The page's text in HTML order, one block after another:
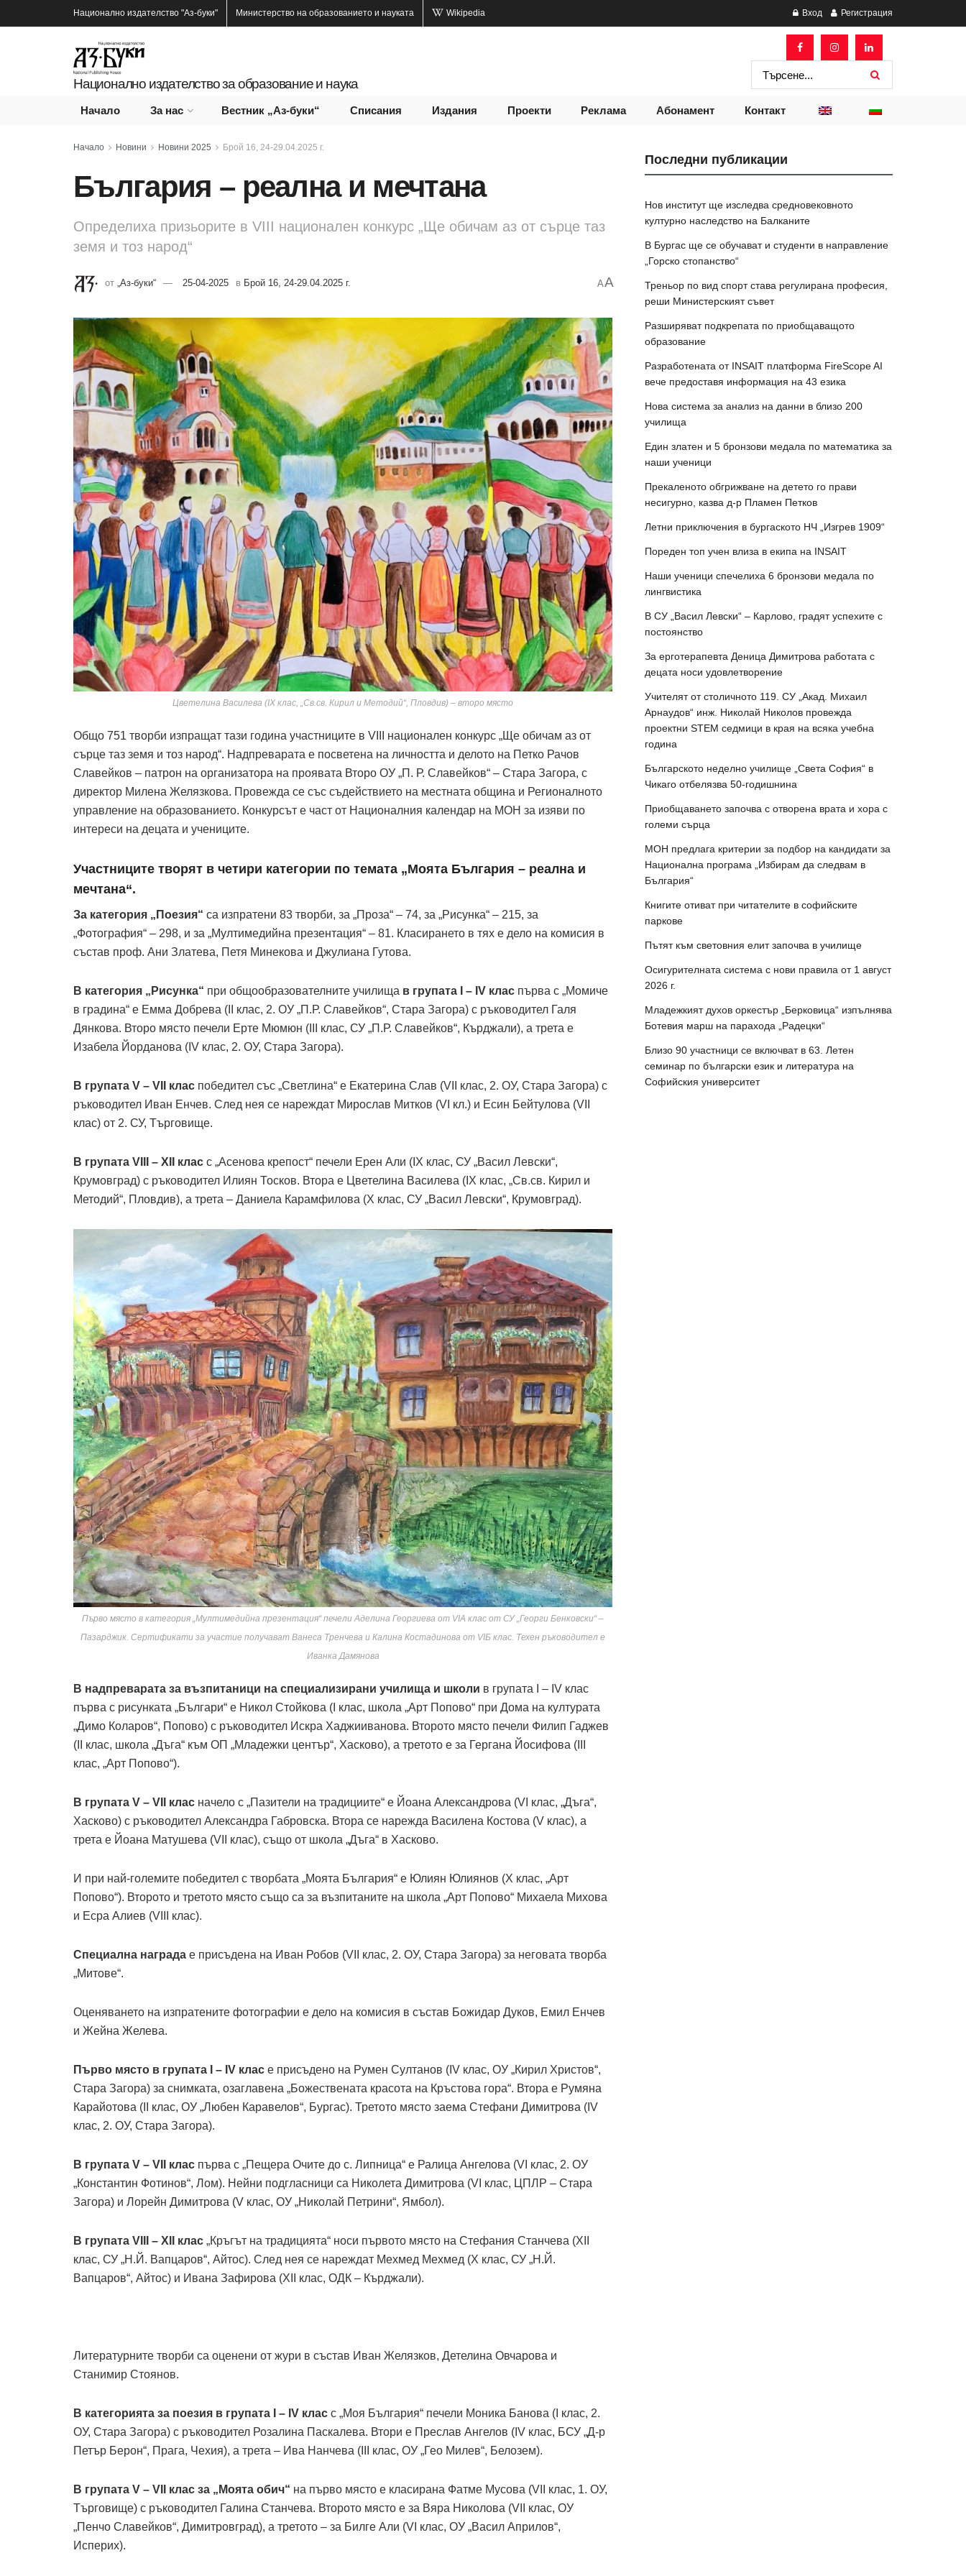
Национално издателство "Аз-буки" Министерство на образованието и науката Wikipedia Вход Регистрация
Национално издателство за образование и наука
Начало За нас Вестник „Аз-буки“ Списания Издания Проекти Реклама Абонамент Контакт
Начало Новини Новини 2025 Брой 16, 24-29.04.2025 г.
България – реална и мечтана
Определиха призьорите в VIII национален конкурс „Ще обичам аз от сърце таз
земя и тоз народ“
от „Аз-буки“ 25-04-2025 в Брой 16, 24-29.04.2025 г. AA
Цветелина Василева (IX клас, „Св.св. Кирил и Методий“, Пловдив) – второ място
Общо 751 творби изпращат тази година участниците в VIII национален конкурс „Ще обичам аз от
сърце таз земя и тоз народ“. Надпреварата е посветена на личността и делото на Петко Рачов
Славейков – патрон на организатора на проявата Второ ОУ „П. Р. Славейков“ – Стара Загора, с
директор Милена Желязкова. Провежда се със съдействието на местната община и Регионалното
управление на образованието. Конкурсът е част от Националния календар на МОН за изяви по
интереси на децата и учениците.
Участниците творят в четири категории по темата „Моята България – реална и
мечтана“.
За категория „Поезия“ са изпратени 83 творби, за „Проза“ – 74, за „Рисунка“ – 215, за
„Фотография“ – 298, и за „Мултимедийна презентация“ – 81. Класирането в тях е дело на комисия в
състав проф. Ани Златева, Петя Минекова и Джулиана Гутова.
В категория „Рисунка“ при общообразователните училища в групата I – IV клас първа с „Момиче
в градина“ е Емма Добрева (II клас, 2. ОУ „П.Р. Славейков“, Стара Загора) с ръководител Галя
Дянкова. Второ място печели Ерте Мюмюн (III клас, СУ „П.Р. Славейков“, Кърджали), а трета е
Изабела Йорданова (IV клас, 2. ОУ, Стара Загора).
В групата V – VII клас победител със „Светлина“ е Екатерина Слав (VII клас, 2. ОУ, Стара Загора) с
ръководител Иван Енчев. След нея се нареждат Mирослав Митков (VI кл.) и Eсин Бейтулова (VII
клас) от 2. СУ, Търговище.
В групата VIII – XII клас с „Асенова крепост“ печели Ерен Али (IX клас, СУ „Васил Левски“,
Крумовград) с ръководител Илиян Тосков. Втора е Цветелина Василева (IX клас, „Св.св. Кирил и
Методий“, Пловдив), а трета – Даниела Карамфилова (X клас, СУ „Васил Левски“, Крумовград).
Първо място в категория „Мултимедийна презентация“ печели Аделина Георгиева от VIА клас от СУ „Георги Бенковски“ –
Пазарджик. Сертификати за участие получават Ванеса Тренчева и Калина Костадинова от VIБ клас. Техен ръководител е
Иванка Дамянова
В надпреварата за възпитаници на специализирани училища и школи в групата I – IV клас
първа с рисунката „Българи“ е Никол Стойкова (I клас, школа „Арт Попово“ при Дома на културата
„Димо Коларов“, Попово) с ръководител Искра Хаджииванова. Второто място печели Филип Гаджев
(II клас, школа „Дъга“ към ОП „Младежки център“, Хасково), а третото е за Гергана Йосифова (III
клас, „Арт Попово“).
В групата V – VII клас начело с „Пазители на традициите“ е Йоана Александрова (VI клас, „Дъга“,
Хасково) с ръководител Александра Габровска. Втора се нарежда Василена Костова (V клас), а
трета е Йоана Матушева (VII клас), също от школа „Дъга“ в Хасково.
И при най-големите победител с творбата „Моята България“ е Юлиян Юлиянов (X клас, „Арт
Попово“). Второто и третото място също са за възпитаните на школа „Арт Попово“ Михаела Михова
и Есра Алиев (VIII клас).
Специална награда е присъдена на Иван Робов (VII клас, 2. ОУ, Стара Загора) за неговата творба
„Митове“.
Оценяването на изпратените фотографии е дело на комисия в състав Божидар Дуков, Емил Енчев
и Жейна Желева.
Първо място в групата I – IV клас е присъдено на Румен Султанов (IV клас, ОУ „Кирил Христов“,
Стара Загора) за снимката, озаглавена „Божествената красота на Кръстова гора“. Втора е Румяна
Карайотова (II клас, ОУ „Любен Каравелов“, Бургас). Третото място заема Стефани Димитрова (IV
клас, 2. ОУ, Стара Загора).
В групата V – VII клас първа с „Пещера Очите до с. Липница“ е Ралица Ангелова (VI клас, 2. ОУ
„Константин Фотинов“, Лом). Нейни подгласници са Николета Димитрова (VI клас, ЦПЛР – Стара
Загора) и Лорейн Димитрова (V клас, ОУ „Николай Петрини“, Ямбол).
В групата VIII – XII клас „Кръгът на традицията“ носи първото място на Стефания Станчева (XII
клас, СУ „Н.Й. Вапцаров“, Айтос). След нея се нареждат Мехмед Мехмед (X клас, СУ „Н.Й.
Вапцаров“, Айтос) и Ивана Зафирова (XII клас, ОДК – Кърджали).
Литературните творби са оценени от жури в състав Иван Желязков, Детелина Овчарова и
Станимир Стоянов.
В категорията за поезия в групата I – IV клас с „Моя България“ печели Моника Банова (I клас, 2.
ОУ, Стара Загора) с ръководител Розалина Паскалева. Втори е Преслав Ангелов (IV клас, БСУ „Д-р
Петър Берон“, Прага, Чехия), а трета – Ива Нанчева (III клас, ОУ „Гео Милев“, Белозем).
В групата V – VII клас за „Моята обич“ на първо място е класирана Фатме Мусова (VII клас, 1. ОУ,
Търговище) с ръководител Галина Станчева. Второто място е за Вяра Николова (VII клас, ОУ
„Пенчо Славейков“, Димитровград), а третото – за Билге Али (VI клас, ОУ „Васил Априлов“,
Исперих).
Последни публикации
Нов институт ще изследва средновековното
културно наследство на Балканите
В Бургас ще се обучават и студенти в направление
„Горско стопанство“
Треньор по вид спорт става регулирана професия,
реши Министерският съвет
Разширяват подкрепата по приобщаващото
образование
Разработената от INSAIT платформа FireScope AI
вече предоставя информация на 43 езика
Нова система за анализ на данни в близо 200
училища
Един златен и 5 бронзови медала по математика за
наши ученици
Прекаленото обгрижване на детето го прави
несигурно, казва д-р Пламен Петков
Летни приключения в бургаското НЧ „Изгрев 1909“
Пореден топ учен влиза в екипа на INSAIT
Наши ученици спечелиха 6 бронзови медала по
лингвистика
В СУ „Васил Левски“ – Карлово, градят успехите с
постоянство
За ерготерапевта Деница Димитрова работата с
децата носи удовлетворение
Учителят от столичното 119. СУ „Акад. Михаил
Арнаудов“ инж. Николай Николов провежда
проектни STEM седмици в края на всяка учебна
година
Българското неделно училище „Света София“ в
Чикаго отбелязва 50-годишнина
Приобщаването започва с отворена врата и хора с
големи сърца
МОН предлага критерии за подбор на кандидати за
Национална програма „Избирам да следвам в
България“
Книгите отиват при читателите в софийските
паркове
Пътят към световния елит започва в училище
Осигурителната система с нови правила от 1 август
2026 г.
Младежкият духов оркестър „Берковица“ изпълнява
Ботевия марш на парахода „Радецки“
Близо 90 участници се включват в 63. Летен
семинар по български език и литература на
Софийския университет